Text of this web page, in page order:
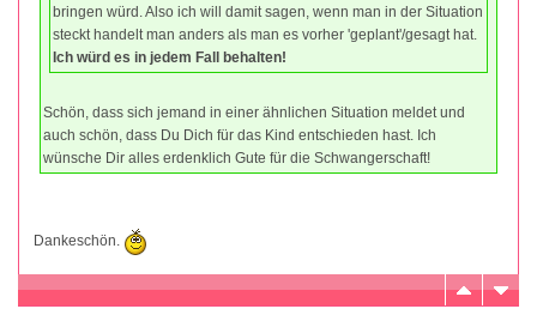
bringen würd. Also ich will damit sagen, wenn man in der Situation
steckt handelt man anders als man es vorher 'geplant'/gesagt hat.
Ich würd es in jedem Fall behalten!
Schön, dass sich jemand in einer ähnlichen Situation meldet und
auch schön, dass Du Dich für das Kind entschieden hast. Ich
wünsche Dir alles erdenklich Gute für die Schwangerschaft!
Dankeschön.